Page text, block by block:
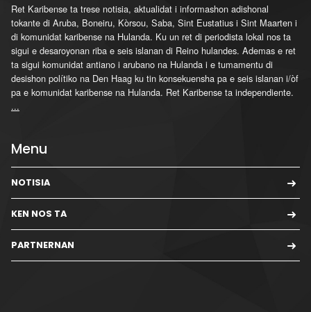
Ret Karibense ta trese notisia, aktualidat i informashon adishonal
tokante di Aruba, Boneiru, Kòrsou, Saba, Sint Eustatius i Sint Maarten i
di komunidat karibense na Hulanda. Ku un ret di periodista lokal nos ta
sigui e desaroyonan riba e seis islanan di Reino hulandes. Ademas e ret
ta sigui komunidat antiano i arubano na Hulanda i e tumamentu di
desishon polítiko na Den Haag ku tin konsekuensha pa e seis islanan i/òf
pa e komunidat karibense na Hulanda. Ret Karibense ta independiente.
...
Menu
NOTISIA
KEN NOS TA
PARTNERNAN